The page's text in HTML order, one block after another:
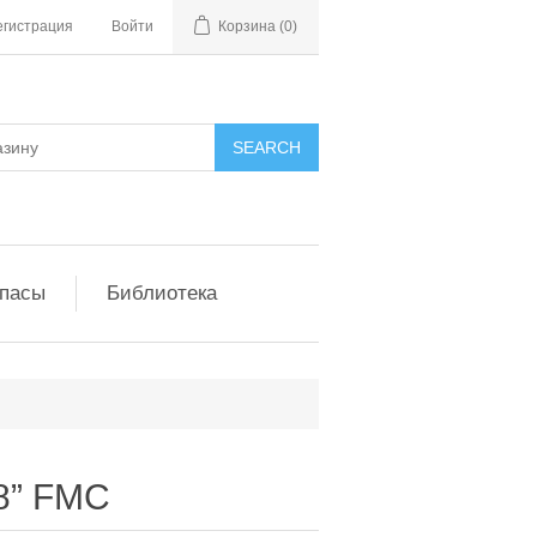
Войти Корзина (0)
Библиотека
FMC